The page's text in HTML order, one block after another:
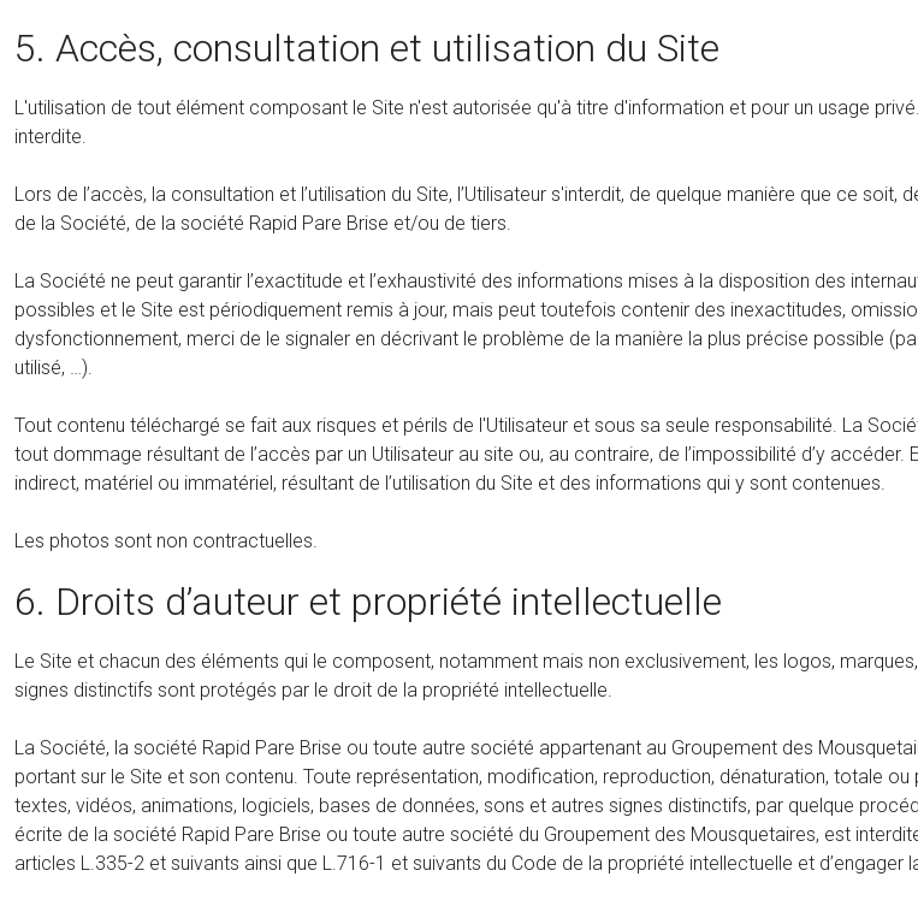
5. Accès, consultation et utilisation du Site
L'utilisation de tout élément composant le Site n'est autorisée qu'à titre d'information et pour un usage
interdite.
Lors de l’accès, la consultation et l’utilisation du Site, l’Utilisateur s'interdit, de quelque manière que ce
de la Société, de la société Rapid Pare Brise et/ou de tiers.
La Société ne peut garantir l’exactitude et l’exhaustivité des informations mises à la disposition des
possibles et le Site est périodiquement remis à jour, mais peut toutefois contenir des inexactitudes,
dysfonctionnement, merci de le signaler en décrivant le problème de la manière la plus précise possible
utilisé, …).
Tout contenu téléchargé se fait aux risques et périls de l'Utilisateur et sous sa seule responsabilité. La
tout dommage résultant de l’accès par un Utilisateur au site ou, au contraire, de l’impossibilité d’y
indirect, matériel ou immatériel, résultant de l’utilisation du Site et des informations qui y sont contenues.
Les photos sont non contractuelles.
6. Droits d’auteur et propriété intellectuelle
Le Site et chacun des éléments qui le composent, notamment mais non exclusivement, les logos,
signes distinctifs sont protégés par le droit de la propriété intellectuelle.
La Société, la société Rapid Pare Brise ou toute autre société appartenant au Groupement des
portant sur le Site et son contenu. Toute représentation, modification, reproduction, dénaturation, totale
textes, vidéos, animations, logiciels, bases de données, sons et autres signes distinctifs, par quelque
écrite de la société Rapid Pare Brise ou toute autre société du Groupement des Mousquetaires, est
articles L.335-2 et suivants ainsi que L.716-1 et suivants du Code de la propriété intellectuelle et